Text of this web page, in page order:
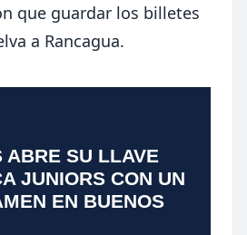
que guardar los billetes
a Rancagua.
ABRE SU LLAVE
JUNIORS CON UN
EN BUENOS